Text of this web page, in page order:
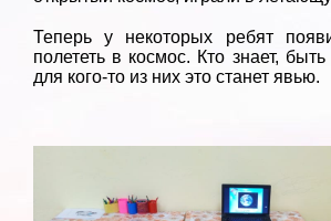
Теперь у некоторых ребят
полететь в космос. Кто знает, быть
для кого-то из них это станет явью.